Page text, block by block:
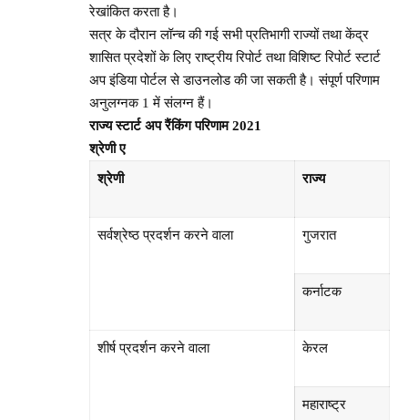
रेखांकित करता है।
सत्र के दौरान लॉन्‍च की गई सभी प्रतिभागी राज्यों तथा केंद्र
शासित प्रदेशों के लिए राष्ट्रीय रिपोर्ट तथा विशिष्ट रिपोर्ट स्टार्ट
अप इंडिया पोर्टल से डाउनलोड की जा सकती है। संपूर्ण परिणाम
अनुलग्नक 1 में संलग्न हैं।
राज्य स्टार्ट अप रैंकिंग परिणाम2021
श्रेणीए
श्रेणी राज्य
सर्वश्रेष्ठ प्रदर्शन करने वाला गुजरात
कर्नाटक
शीर्ष प्रदर्शन करने वाला केरल
महाराष्ट्र